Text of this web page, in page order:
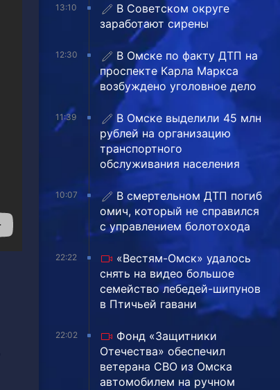
13:10
В Советском округе
заработают сирены
12:30
В Омске по факту ДТП на
проспекте Карла Маркса
возбуждено уголовное дело
11:39
В Омске выделили 45 млн
рублей на организацию
транспортного
обслуживания населения
10:07
В смертельном ДТП погиб
омич, который не справился
с управлением болотохода
22:22
«Вестям-Омск» удалось
снять на видео большое
семейство лебедей-шипунов
в Птичьей гавани
22:02
Фонд «Защитники
Отечества» обеспечил
ветерана СВО из Омска
автомобилем на ручном